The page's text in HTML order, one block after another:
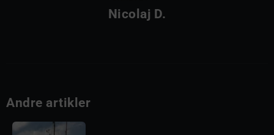
Nicolaj D.
Andre artikler